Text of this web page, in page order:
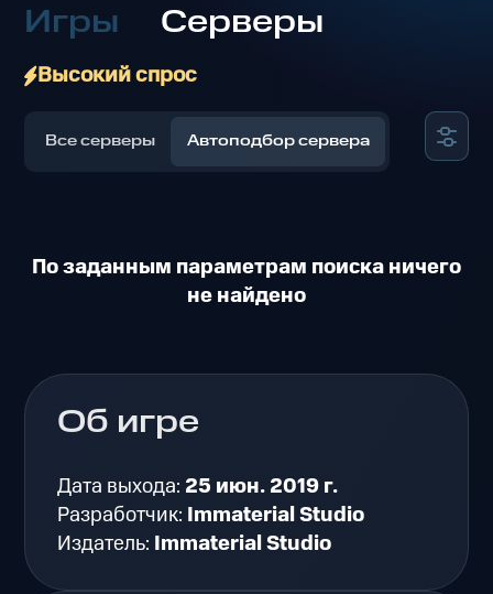
Игры Серверы
Высокий спрос
Все серверы Автоподбор сервера
По заданным параметрам поиска ничего
не найдено
Об игре
Дата выхода: 25 июн. 2019 г.
Разработчик: Immaterial Studio
Издатель: Immaterial Studio